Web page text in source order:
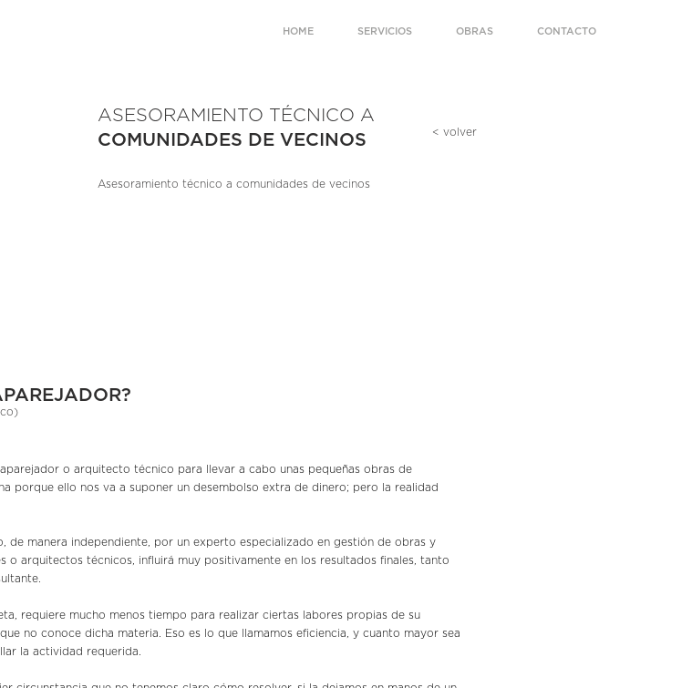
HOME SERVICIOS OBRAS CONTACTO
ASESORAMIENTO TÉCNICO A
COMUNIDADES DE VECINOS
Asesoramiento técnico a comunidades de vecinos
< volver
o arquitecto técnico para llevar a cabo unas pequeñas obras de
porque ello nos va a suponer un desembolso extra de dinero; pero la realidad
de manera independiente, por un experto especializado en gestión de obras y
o arquitectos técnicos, influirá muy positivamente en los resultados finales, tanto
requiere mucho menos tiempo para realizar ciertas labores propias de su
no conoce dicha materia. Eso es lo que llamamos eficiencia, y cuanto mayor sea
la actividad requerida.